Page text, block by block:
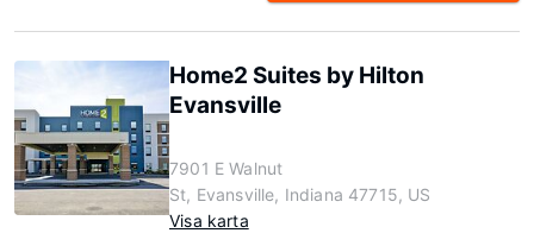
Home2 Suites by Hilton
Evansville
7901 E Walnut
St, Evansville, Indiana 47715, US
Visa karta